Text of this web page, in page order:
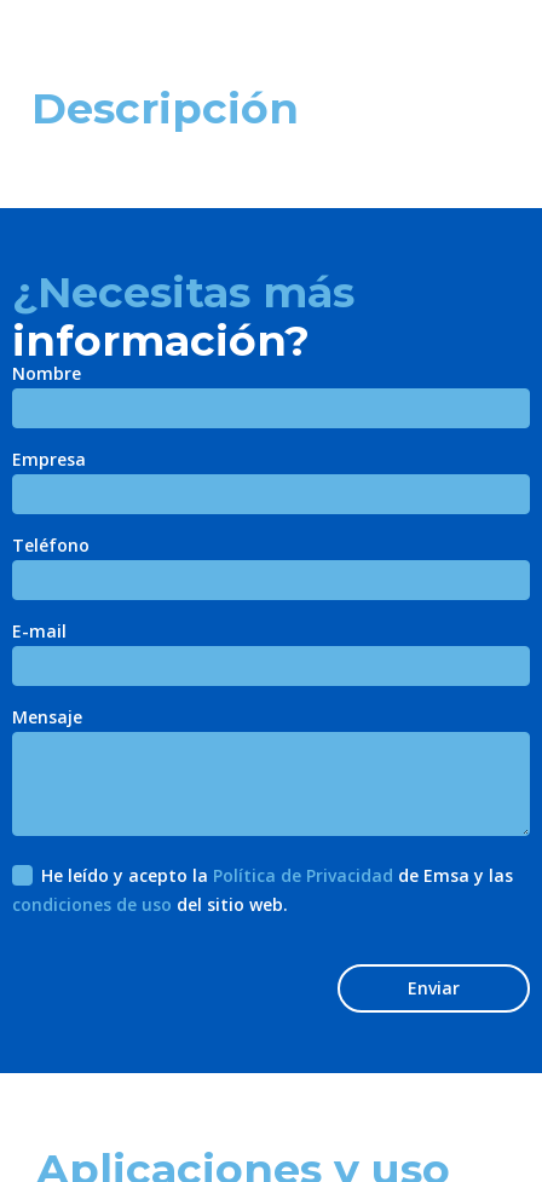
Descripción
¿Necesitas más
información?
Nombre
Empresa
Teléfono
E-mail
Mensaje
He leído y acepto la Política de Privacidad de Emsa y las
condiciones de uso del sitio web.
Enviar
Aplicaciones y uso